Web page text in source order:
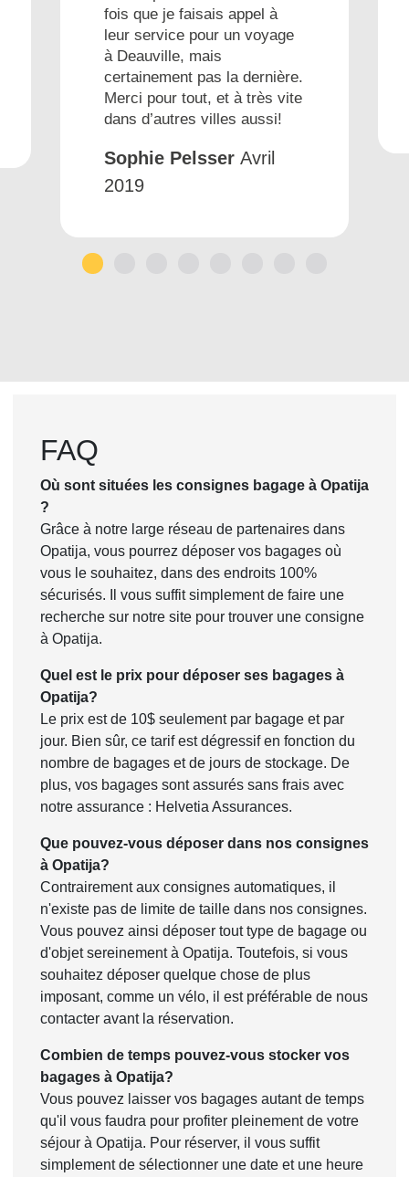
fois que je faisais appel à
leur service pour un voyage
à Deauville, mais
certainement pas la dernière.
Merci pour tout, et à très vite
dans d’autres villes aussi!
Sophie Pelsser Avril
2019
FAQ
Où sont situées les consignes bagage à Opatija
?
Grâce à notre large réseau de partenaires dans
Opatija, vous pourrez déposer vos bagages où
vous le souhaitez, dans des endroits 100%
sécurisés. Il vous suffit simplement de faire une
recherche sur notre site pour trouver une consigne
à Opatija.
Quel est le prix pour déposer ses bagages à
Opatija?
Le prix est de 10$ seulement par bagage et par
jour. Bien sûr, ce tarif est dégressif en fonction du
nombre de bagages et de jours de stockage. De
plus, vos bagages sont assurés sans frais avec
notre assurance : Helvetia Assurances.
Que pouvez-vous déposer dans nos consignes
à Opatija?
Contrairement aux consignes automatiques, il
n'existe pas de limite de taille dans nos consignes.
Vous pouvez ainsi déposer tout type de bagage ou
d'objet sereinement à Opatija. Toutefois, si vous
souhaitez déposer quelque chose de plus
imposant, comme un vélo, il est préférable de nous
contacter avant la réservation.
Combien de temps pouvez-vous stocker vos
bagages à Opatija?
Vous pouvez laisser vos bagages autant de temps
qu'il vous faudra pour profiter pleinement de votre
séjour à Opatija. Pour réserver, il vous suffit
simplement de sélectionner une date et une heure